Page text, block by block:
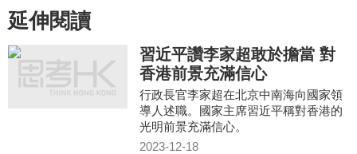
延伸閱讀
習近平讚李家超敢於擔當 對
香港前景充滿信心
行政長官李家超在北京中南海向國家領
導人述職。國家主席習近平稱對香港的
光明前景充滿信心。
2023-12-18